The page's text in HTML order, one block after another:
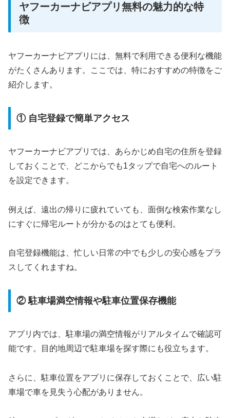
ヤフーカーナビアプリ無料の魅力的な特
徴
ヤフーカーナビアプリには、無料で利用できる便利な機能
がたくさんあります。ここでは、特におすすめの特徴をご
紹介します。
① 自宅登録で簡単アクセス
ヤフーカーナビアプリでは、あらかじめ自宅の住所を登録
しておくことで、どこからでも1タップで自宅へのルート
を設定できます。
例えば、遠出の帰りに疲れていても、面倒な検索作業なし
にすぐに帰宅ルートが分かるのはとても便利。
自宅登録機能は、忙しい日常の中でも少しの安心感をプラ
スしてくれますね。
② 駐車場満空情報や駐車位置保存機能
アプリ内では、駐車場の満空情報がリアルタイムで確認可
能です。目的地周辺で駐車場を探す際にも役立ちます。
さらに、駐車位置をアプリに保存しておくことで、広い駐
車場で車を見失う心配がありません。